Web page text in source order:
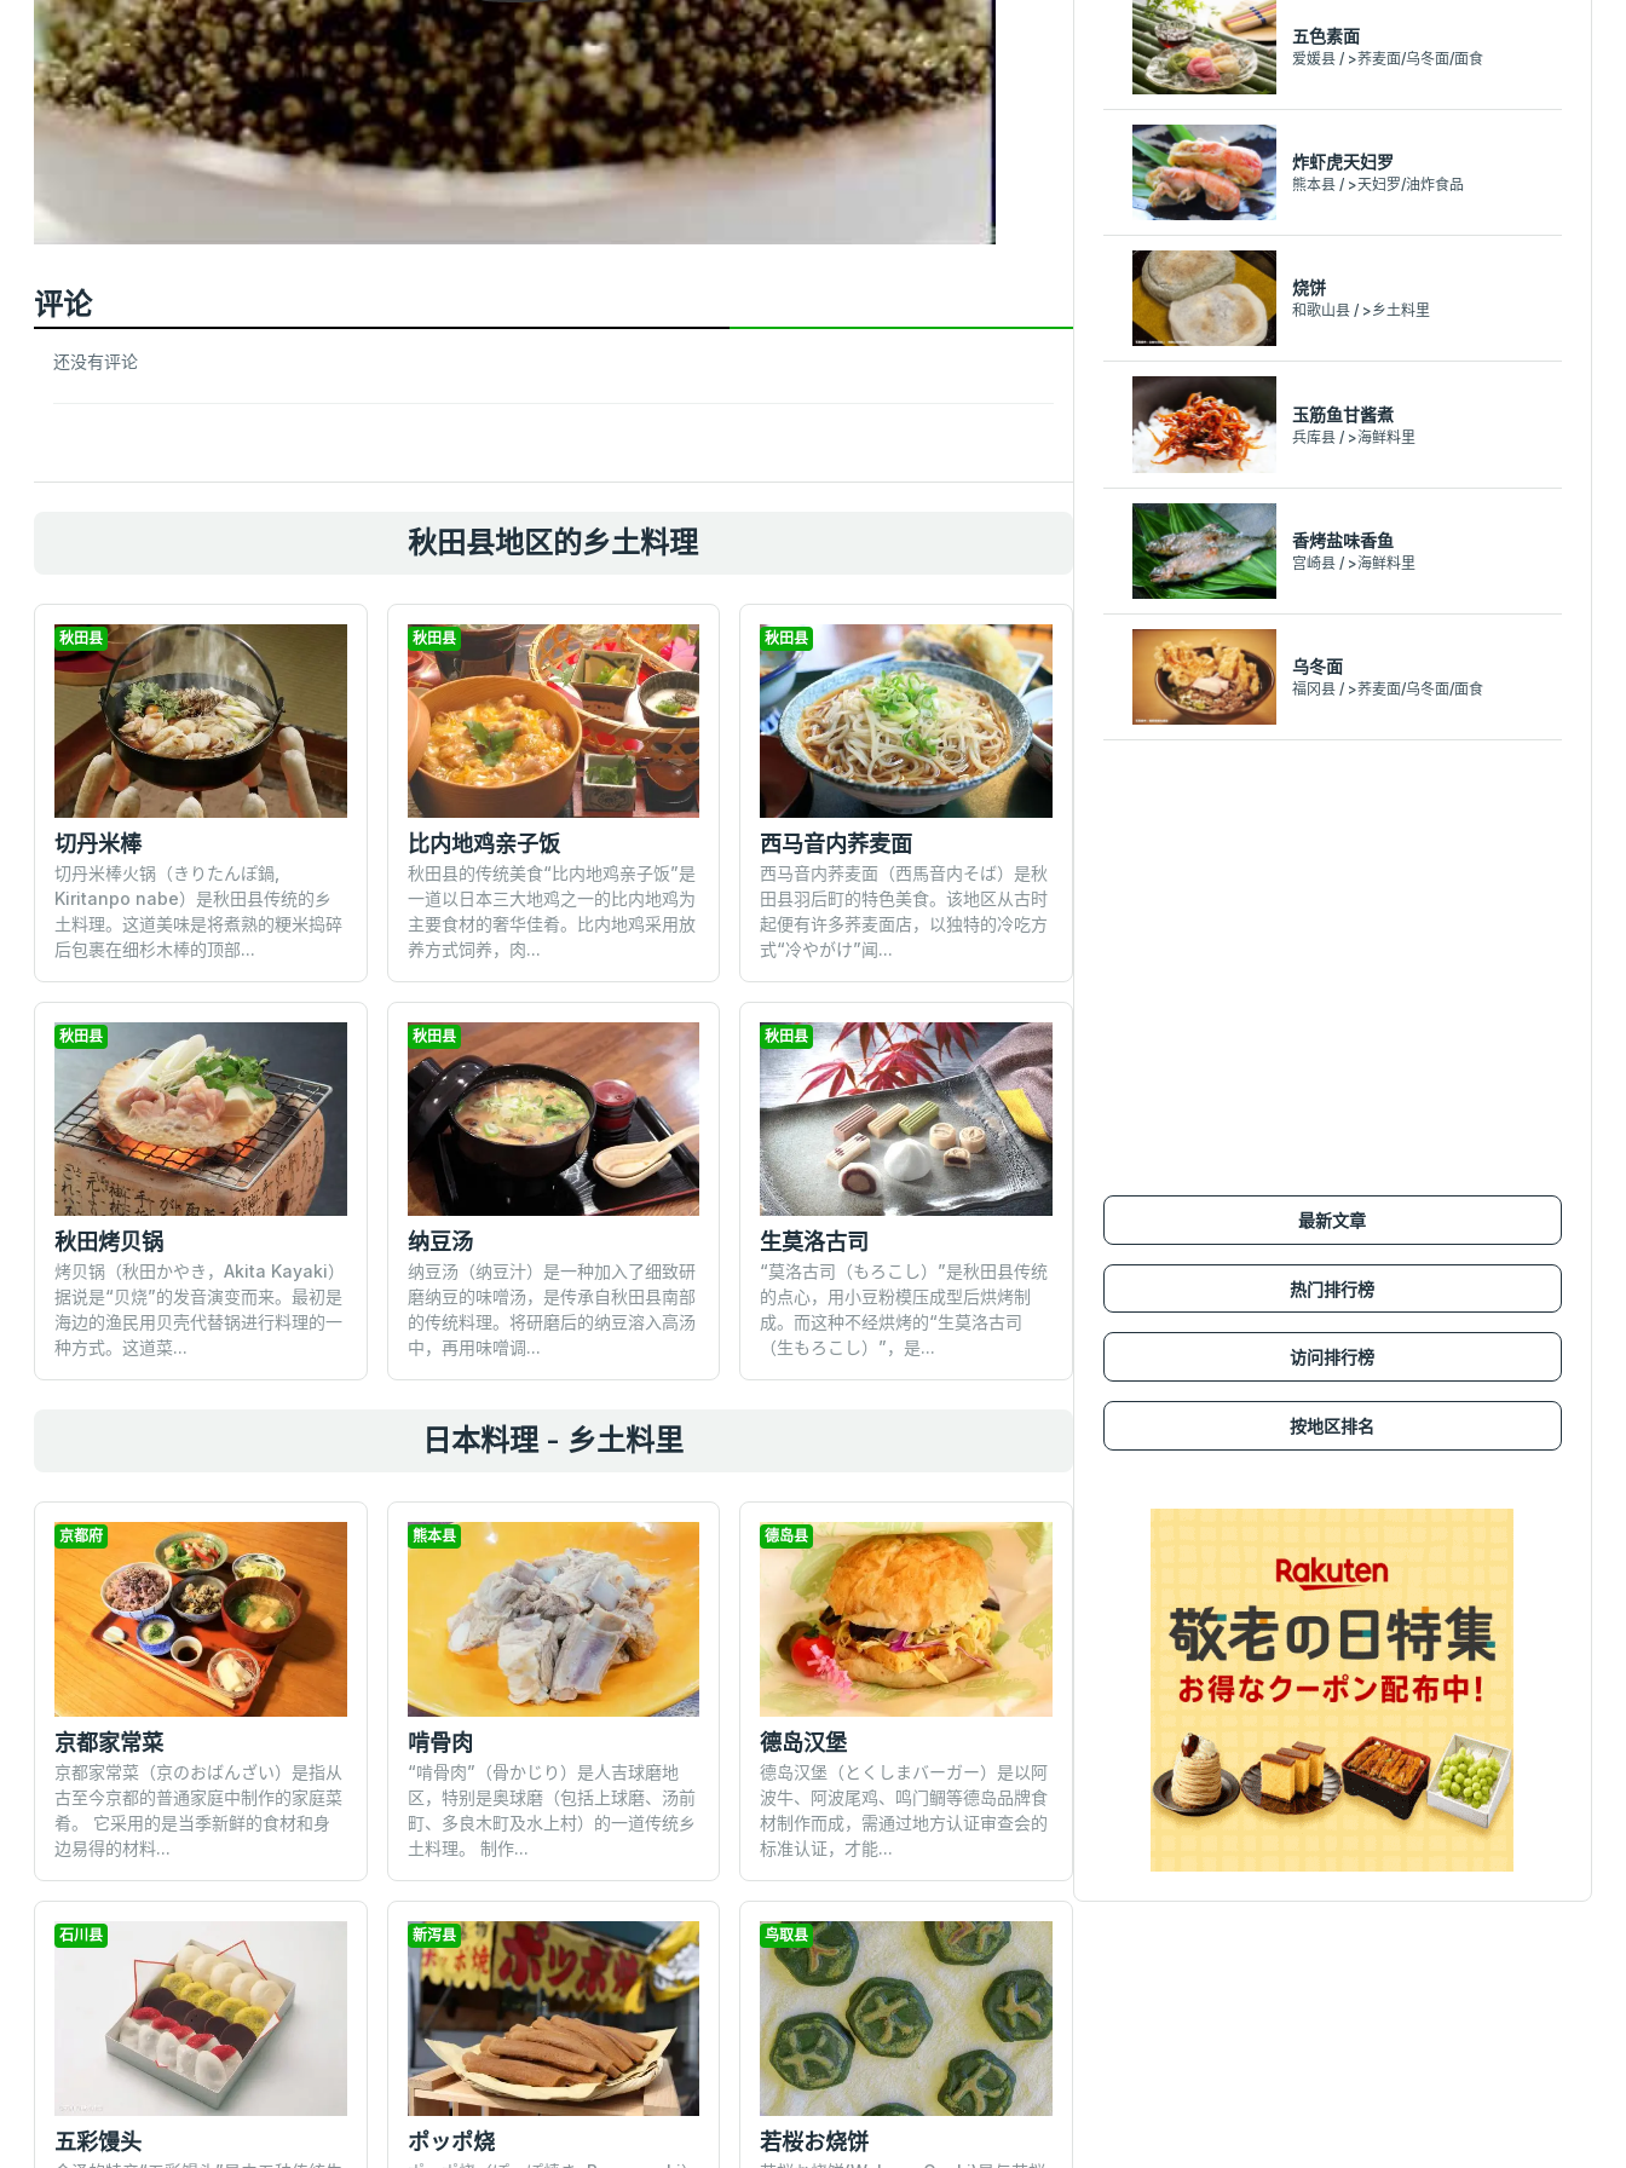
评论
还没有评论
秋田县地区的乡土料理
秋田县
切丹米棒
切丹米棒火锅（きりたんぽ鍋,
Kiritanpo nabe）是秋田县传统的乡
土料理。这道美味是将煮熟的粳米捣碎
后包裹在细杉木棒的顶部...
秋田县
比内地鸡亲子饭
秋田县的传统美食“比内地鸡亲子饭”是
一道以日本三大地鸡之一的比内地鸡为
主要食材的奢华佳肴。比内地鸡采用放
养方式饲养，肉...
秋田县
西马音内荞麦面
西马音内荞麦面（西馬音内そば）是秋
田县羽后町的特色美食。该地区从古时
起便有许多荞麦面店，以独特的冷吃方
式“冷やがけ”闻...
秋田县
秋田烤贝锅
烤贝锅（秋田かやき，Akita Kayaki）
据说是“贝烧”的发音演变而来。最初是
海边的渔民用贝壳代替锅进行料理的一
种方式。这道菜...
秋田县
纳豆汤
纳豆汤（纳豆汁）是一种加入了细致研
磨纳豆的味噌汤，是传承自秋田县南部
的传统料理。将研磨后的纳豆溶入高汤
中，再用味噌调...
秋田县
生莫洛古司
“莫洛古司（もろこし）”是秋田县传统
的点心，用小豆粉模压成型后烘烤制
成。而这种不经烘烤的“生莫洛古司
（生もろこし）”，是...
日本料理 - 乡土料里
京都府
京都家常菜
京都家常菜（京のおばんざい）是指从
古至今京都的普通家庭中制作的家庭菜
肴。 它采用的是当季新鲜的食材和身
边易得的材料...
熊本县
啃骨肉
“啃骨肉”（骨かじり）是人吉球磨地
区，特别是奥球磨（包括上球磨、汤前
町、多良木町及水上村）的一道传统乡
土料理。 制作...
德岛县
德岛汉堡
德岛汉堡（とくしまバーガー）是以阿
波牛、阿波尾鸡、鸣门鲷等德岛品牌食
材制作而成，需通过地方认证审查会的
标准认证，才能...
石川县
五彩馒头
新泻县
ポッポ烧
鸟取县
若桜お烧饼
五色素面
爱媛县 / >荞麦面/乌冬面/面食
炸虾虎天妇罗
熊本县 / >天妇罗/油炸食品
烧饼
和歌山县 / >乡土料里
玉筋鱼甘酱煮
兵库县 / >海鲜料里
香烤盐味香鱼
宫崎县 / >海鲜料里
乌冬面
福冈县 / >荞麦面/乌冬面/面食
最新文章
热门排行榜
访问排行榜
按地区排名